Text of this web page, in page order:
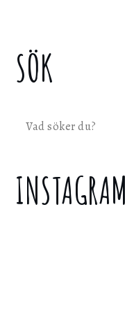
SÖK
Sök
INSTAGRAM